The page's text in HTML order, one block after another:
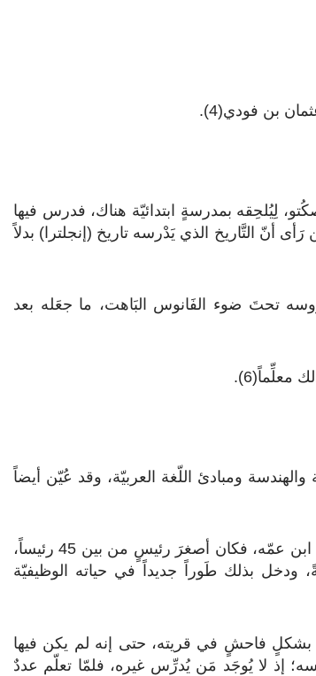
بن فودي(4).
لِيُلحِقه بمدرسةٍ ابتدائيّة هناك، فدرس فيها
أنّ التَّاريخ الذي يَدْرسه تاريخ (إنجلترا) بدلاً
تحتَ ضوء الفَانوس البَاهت، ما جعَله بعد
ومبادئ اللّغة العربيّة، وقد عُيّن أيضاً
في عام 1934م عيّنه السّلطان رئيساً لمركز (رَابَا) مسقط رأسِه بعد وفاة ابن عمّه، فكان أصغرَ رئيسٍ من بين 45 رئيساً،
ودخل بذلك طَوراً جديداً في حياته الوظيفيّة
بشكلٍ فاحشٍ في قريته، حتى إنه لم يكن فيها
إذ لا يُوجَد مَن يُدرِّس غيره، فلمّا تعلّم عددٌ